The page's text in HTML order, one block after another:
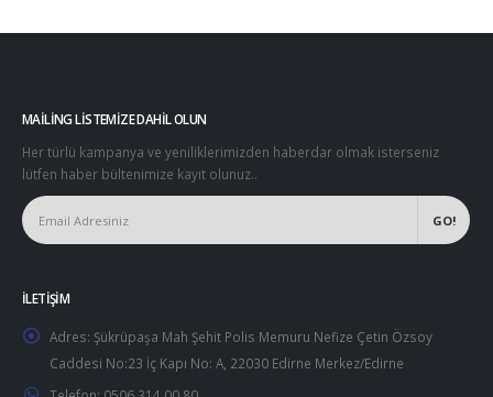
MAILING LISTEMIZE DAHIL OLUN
Her türlü kampanya ve yeniliklerimizden haberdar olmak isterseniz
lütfen haber bültenimize kayıt olunuz..
İLETIŞIM
Adres: Şükrüpaşa Mah Şehit Polis Memuru Nefize Çetin Özsoy
Caddesi No:23 İç Kapı No: A, 22030 Edirne Merkez/Edirne